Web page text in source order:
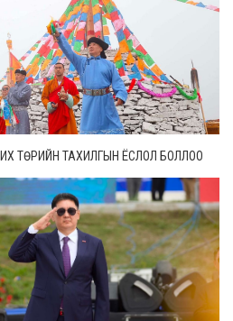
ТӨРИЙН ТАХИЛГЫН ЁСЛОЛ БОЛЛОО